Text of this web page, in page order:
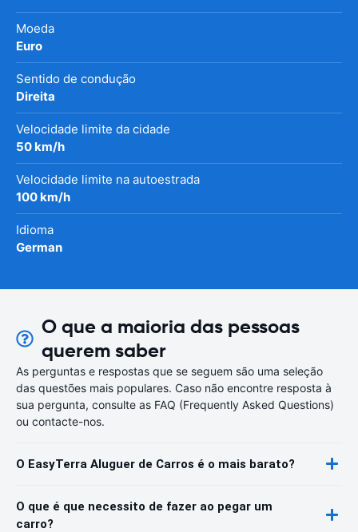
Moeda
Euro
Sentido de condução
Direita
Velocidade limite da cidade
50 km/h
Velocidade limite na autoestrada
100 km/h
Idioma
German
O que a maioria das pessoas
querem saber
As perguntas e respostas que se seguem são uma seleção
das questões mais populares. Caso não encontre resposta à
sua pergunta, consulte as FAQ (Frequently Asked Questions)
ou contacte-nos.
O EasyTerra Aluguer de Carros é o mais barato?
O que é que necessito de fazer ao pegar um
carro?